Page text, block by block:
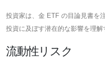
投資家は、金 ETF の目論見書を
投資に及ぼす潜在的な影響を理解
流動性リスク